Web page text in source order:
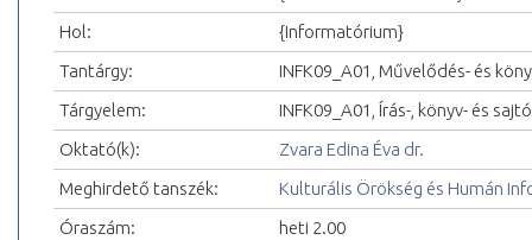
Hol:
{Informatórium}
Tantárgy:
INFK09_A01, Művelődés- és
Tárgyelem:
INFK09_A01, Írás-, könyv- és
Oktató(k):
Zvara Edina Éva dr.
Meghirdető tanszék:
Kulturális Örökség és Humán
Óraszám:
heti 2.00